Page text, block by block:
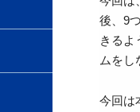
後、9
きるよ
ムをし
今回は